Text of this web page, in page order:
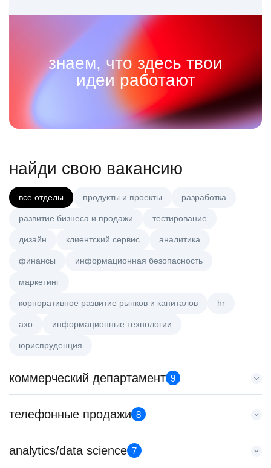
знаем, что здесь твои
идеи работают
найди свою вакансию
все отделы продукты и проекты разработка
развитие бизнеса и продажи тестирование
дизайн клиентский сервис аналитика
финансы информационная безопасность
маркетинг
корпоративное развитие рынков и капиталов hr
axo информационные технологии
юриспруденция
коммерческий департамент 9
Key Account Manager (EdTech)
HeadHunter::Коммерческий департамент
150000 ₽
телефонные продажи 8
Менеджер по продажам крупному бизнесу
HeadHunter::Телефонные продажи
analytics/data science 7